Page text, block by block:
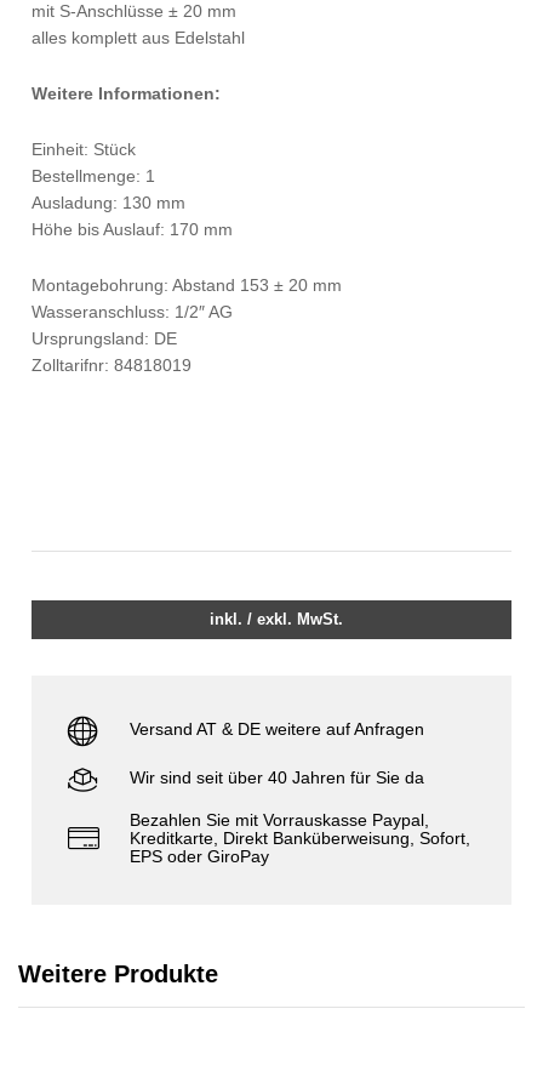
mit S-Anschlüsse ± 20 mm
alles komplett aus Edelstahl
Weitere Informationen:
Einheit: Stück
Bestellmenge: 1
Ausladung: 130 mm
Höhe bis Auslauf: 170 mm
Montagebohrung: Abstand 153 ± 20 mm
Wasseranschluss: 1/2″ AG
Ursprungsland: DE
Zolltarifnr: 84818019
inkl. / exkl. MwSt.
Versand AT & DE weitere auf Anfragen
Wir sind seit über 40 Jahren für Sie da
Bezahlen Sie mit Vorrauskasse Paypal,
Kreditkarte, Direkt Banküberweisung, Sofort,
EPS oder GiroPay
Weitere Produkte